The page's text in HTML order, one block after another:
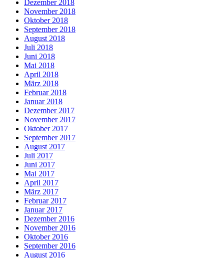
Dezember 2018
November 2018
Oktober 2018
September 2018
August 2018
Juli 2018
Juni 2018
Mai 2018
April 2018
März 2018
Februar 2018
Januar 2018
Dezember 2017
November 2017
Oktober 2017
September 2017
August 2017
Juli 2017
Juni 2017
Mai 2017
April 2017
März 2017
Februar 2017
Januar 2017
Dezember 2016
November 2016
Oktober 2016
September 2016
August 2016